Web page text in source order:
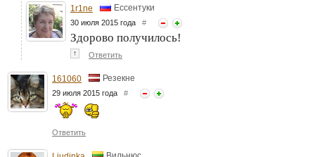
1r1ne Ессентуки
30 июля 2015 года #
Здорово получилось!
↑ Ответить
161060 Резекне
29 июля 2015 года #
Ответить